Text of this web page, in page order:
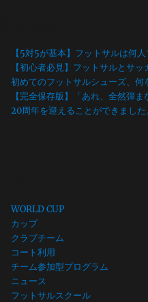
【5対5が基本】フットサルは何
【初心者必見】フットサルとサ
初めてのフットサルシューズ、
【完全保存版】「あれ、全然弾
20周年を迎えることができました
WORLD CUP
カップ
クラブチーム
コート利用
チーム参加型プログラム
ニュース
フットサルスクール